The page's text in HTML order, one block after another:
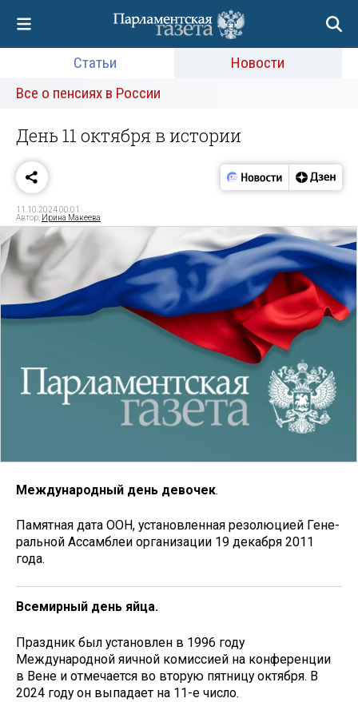
Статьи
Новости
Все о пенсиях в России
День 11 октября в истории
11.10.2024 00:01
Автор: Ирина Макеева
Международный день девочек.
Памятная дата ООН, установленная резолюцией Гене­
ральной Ассамблеи организации 19 декабря 2011
года.
Всемирный день яйца.
Праздник был установлен в 1996 году
Международной яичной комиссией на конференции
в Вене и отмечается во вторую пятницу октября. В
2024 году он выпадает на 11-е число.